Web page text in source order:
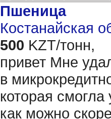
Пшеница
Костанайская
500 KZT/тонн,
привет Мне
в
которая
как можно